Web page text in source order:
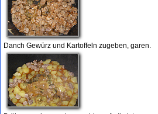
Danch Gewürz und Kartoffeln zugeben, garen.